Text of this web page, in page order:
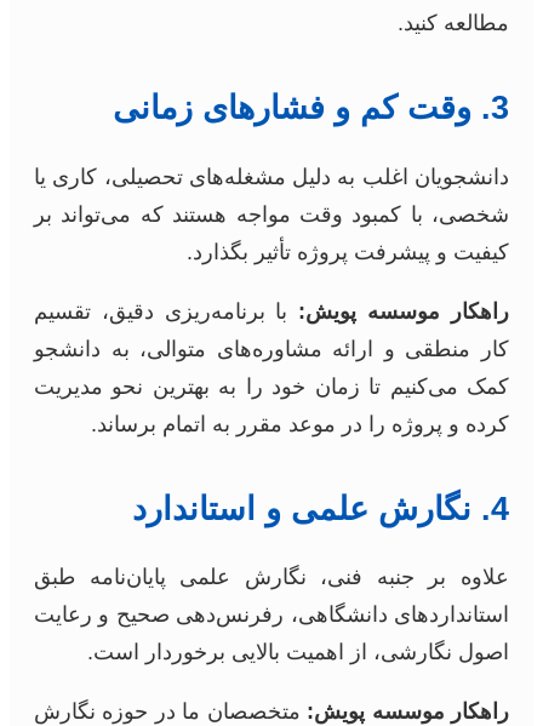
مطالعه کنید.
3. وقت کم و فشارهای زمانی
دانشجویان اغلب به دلیل مشغله‌های تحصیلی، کاری یا
شخصی، با کمبود وقت مواجه هستند که می‌تواند بر
کیفیت و پیشرفت پروژه تأثیر بگذارد.
راهکار موسسه پویش: با برنامه‌ریزی دقیق، تقسیم
کار منطقی و ارائه مشاوره‌های متوالی، به دانشجو
کمک می‌کنیم تا زمان خود را به بهترین نحو مدیریت
کرده و پروژه را در موعد مقرر به اتمام برساند.
4. نگارش علمی و استاندارد
علاوه بر جنبه فنی، نگارش علمی پایان‌نامه طبق
استانداردهای دانشگاهی، رفرنس‌دهی صحیح و رعایت
اصول نگارشی، از اهمیت بالایی برخوردار است.
راهکار موسسه پویش: متخصصان ما در حوزه نگارش